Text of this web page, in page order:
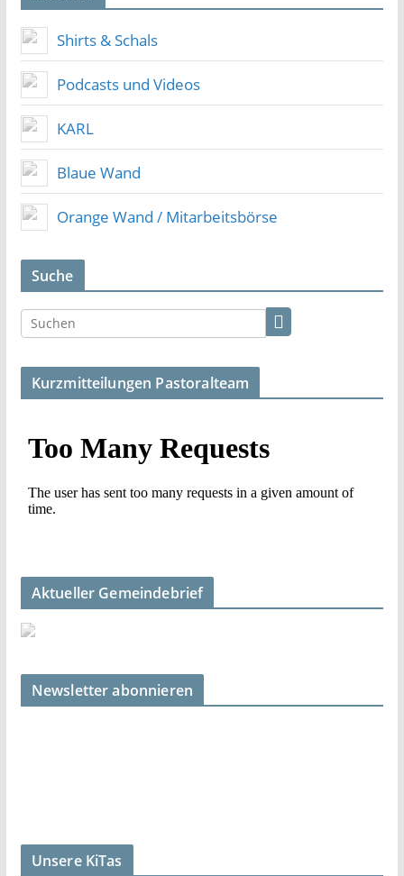
Shirts & Schals
Podcasts und Videos
KARL
Blaue Wand
Orange Wand / Mitarbeitsbörse
Suche
Kurzmitteilungen Pastoralteam
Aktueller Gemeindebrief
Newsletter abonnieren
Unsere KiTas